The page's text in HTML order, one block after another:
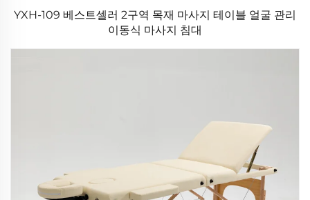
YXH-109 베스트셀러 2구역 목재 마사지 테이블 얼굴 관리
이동식 마사지 침대